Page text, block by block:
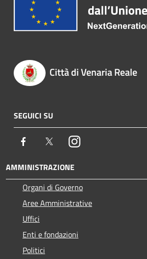
Città di Venaria Reale
SEGUICI SU
Facebook TwitterInstagram
AMMINISTRAZIONE
Organi di Governo
Aree Amministrative
Uffici
Enti e fondazioni
Politici